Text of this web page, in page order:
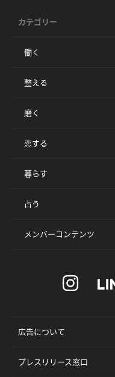
カテゴリー
働く
整える
磨く
恋する
暮らす
占う
メンバーコンテンツ
広告について
プレスリリース窓口